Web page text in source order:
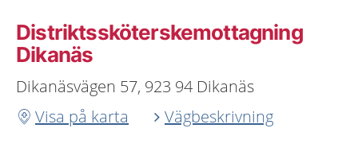
Distriktssköterskemottagning
Dikanäs
Dikanäsvägen 57, 923 94 Dikanäs
Visa på karta
Vägbeskrivning